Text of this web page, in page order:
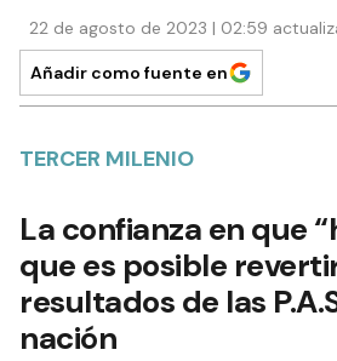
22 de agosto de 2023 | 02:59
Añadir como fuente en
TERCER MILENIO
La confianza en que
que es posible
resultados de las
nación